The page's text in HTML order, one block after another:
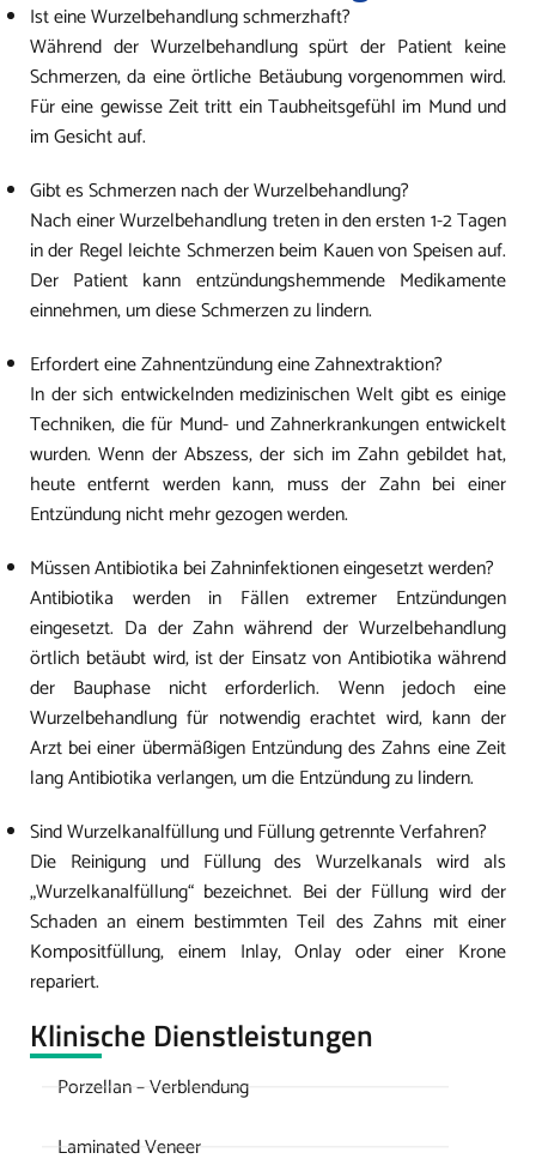
Ist eine Wurzelbehandlung schmerzhaft?
Während der Wurzelbehandlung spürt der Patient keine
Schmerzen, da eine örtliche Betäubung vorgenommen wird.
Für eine gewisse Zeit tritt ein Taubheitsgefühl im Mund und
im Gesicht auf.
Gibt es Schmerzen nach der Wurzelbehandlung?
Nach einer Wurzelbehandlung treten in den ersten 1-2 Tagen
in der Regel leichte Schmerzen beim Kauen von Speisen auf.
Der Patient kann entzündungshemmende Medikamente
einnehmen, um diese Schmerzen zu lindern.
Erfordert eine Zahnentzündung eine Zahnextraktion?
In der sich entwickelnden medizinischen Welt gibt es einige
Techniken, die für Mund- und Zahnerkrankungen entwickelt
wurden. Wenn der Abszess, der sich im Zahn gebildet hat,
heute entfernt werden kann, muss der Zahn bei einer
Entzündung nicht mehr gezogen werden.
Müssen Antibiotika bei Zahninfektionen eingesetzt werden?
Antibiotika werden in Fällen extremer Entzündungen
eingesetzt. Da der Zahn während der Wurzelbehandlung
örtlich betäubt wird, ist der Einsatz von Antibiotika während
der Bauphase nicht erforderlich. Wenn jedoch eine
Wurzelbehandlung für notwendig erachtet wird, kann der
Arzt bei einer übermäßigen Entzündung des Zahns eine Zeit
lang Antibiotika verlangen, um die Entzündung zu lindern.
Sind Wurzelkanalfüllung und Füllung getrennte Verfahren?
Die Reinigung und Füllung des Wurzelkanals wird als
„Wurzelkanalfüllung“ bezeichnet. Bei der Füllung wird der
Schaden an einem bestimmten Teil des Zahns mit einer
Kompositfüllung, einem Inlay, Onlay oder einer Krone
repariert.
Klinische Dienstleistungen
Porzellan – Verblendung
Laminated Veneer